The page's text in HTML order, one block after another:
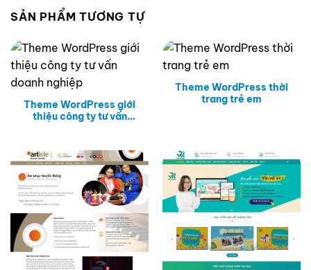
SẢN PHẨM TƯƠNG TỰ
Theme WordPress giới
thiệu công ty tư vấn
Theme WordPress thời
trang trẻ em